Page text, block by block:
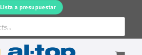
Lista a presupuestar